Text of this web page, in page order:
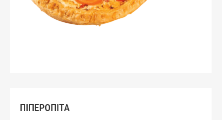
ΠΙΠΕΡΟΠΙΤΑ